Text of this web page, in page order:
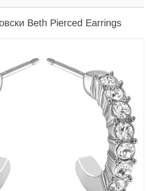
Beth Pierced Earrings